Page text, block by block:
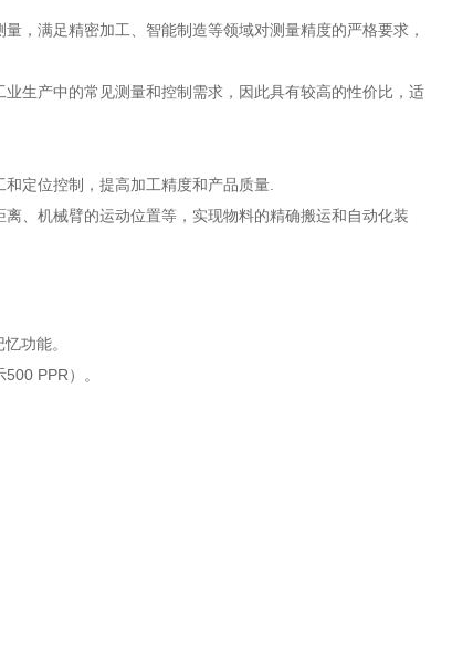
，满足精密加工、智能制造等领域对测量精度的严格要求，
生产中的常见测量和控制需求，因此具有较高的性价比，适
定位控制，提高加工精度和产品质量.
、机械臂的运动位置等，实现物料的精确搬运和自动化装
功能。
PPR）。